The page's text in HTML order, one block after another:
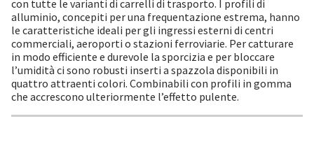
con tutte le varianti di carrelli di trasporto. I profili di
alluminio, concepiti per una frequentazione estrema, hanno
le caratteristiche ideali per gli ingressi esterni di centri
commerciali, aeroporti o stazioni ferroviarie. Per catturare
in modo efficiente e durevole la sporcizia e per bloccare
l’umidità ci sono robusti inserti a spazzola disponibili in
quattro attraenti colori. Combinabili con profili in gomma
che accrescono ulteriormente l’effetto pulente.